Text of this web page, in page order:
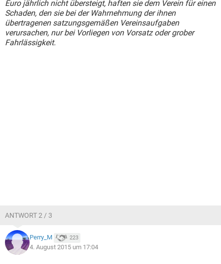
Euro jährlich nicht übersteigt, haften sie dem Verein für einen
Schaden, den sie bei der Wahrnehmung der ihnen
übertragenen satzungsgemäßen Vereinsaufgaben
verursachen, nur bei Vorliegen von Vorsatz oder grober
Fahrlässigkeit.
ANTWORT 2 / 3
Perry_M 223
4. August 2015 um 17:04